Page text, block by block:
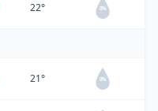
22° 0%
21° 0%